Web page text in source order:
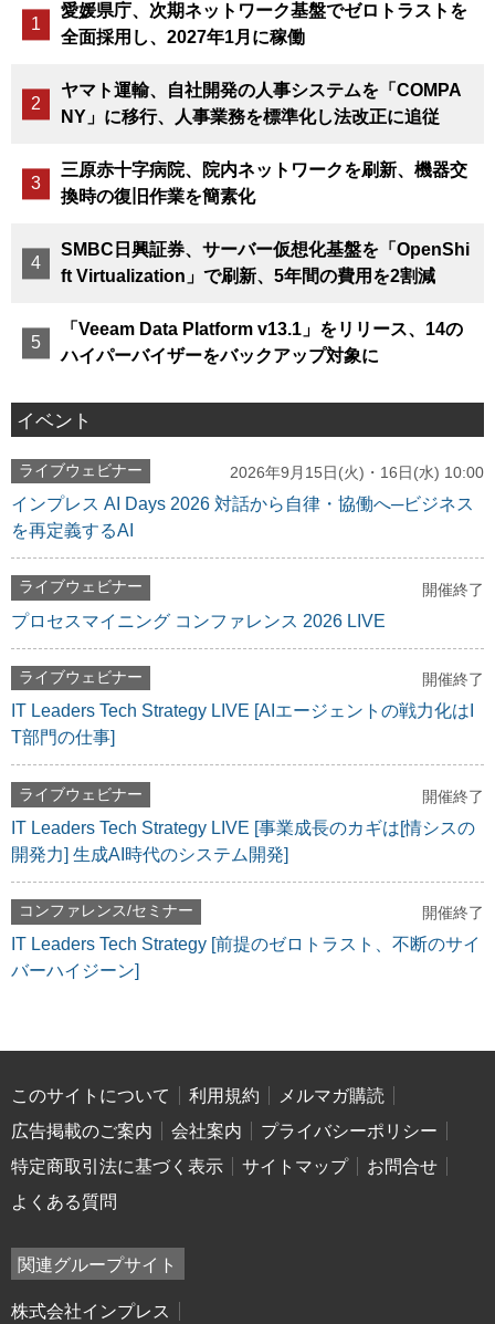
愛媛県庁、次期ネットワーク基盤でゼロトラストを
全面採用し、2027年1月に稼働
ヤマト運輸、自社開発の人事システムを「COMPA
NY」に移行、人事業務を標準化し法改正に追従
三原赤十字病院、院内ネットワークを刷新、機器交
換時の復旧作業を簡素化
SMBC日興証券、サーバー仮想化基盤を「OpenShi
ft Virtualization」で刷新、5年間の費用を2割減
「Veeam Data Platform v13.1」をリリース、14の
ハイパーバイザーをバックアップ対象に
イベント
ライブウェビナー 2026年9月15日(火)・16日(水) 10:00
インプレス AI Days 2026 対話から自律・協働へ─ビジネス
を再定義するAI
ライブウェビナー 開催終了
プロセスマイニング コンファレンス 2026 LIVE
ライブウェビナー 開催終了
IT Leaders Tech Strategy LIVE [AIエージェントの戦力化はI
T部門の仕事]
ライブウェビナー 開催終了
IT Leaders Tech Strategy LIVE [事業成長のカギは[情シスの
開発力] 生成AI時代のシステム開発]
コンファレンス/セミナー 開催終了
IT Leaders Tech Strategy [前提のゼロトラスト、不断のサイ
バーハイジーン]
このサイトについて 利用規約
メルマガ購読
広告掲載のご案内
会社案内
プライバシーポリシー
特定商取引法に基づく表示
サイトマップ
お問合せ
よくある質問
関連グループサイト
株式会社インプレス